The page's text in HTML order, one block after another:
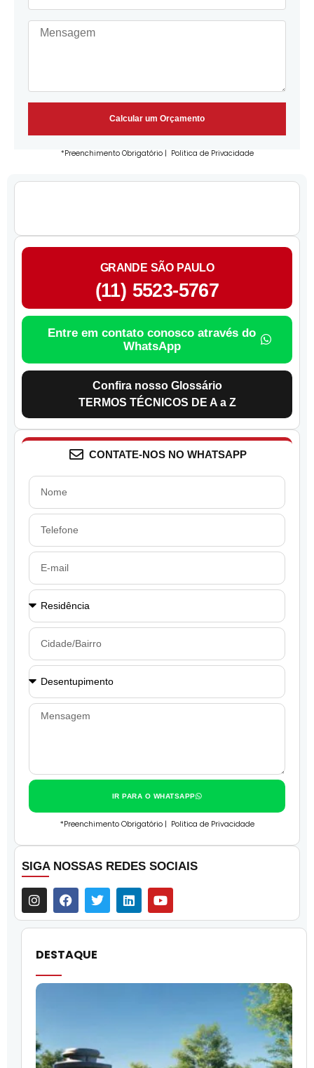
Calcular um Orçamento
*Preenchimento Obrigatório | Politica de Privacidade
GRANDE SÃO PAULO
(11) 5523-5767
Entre em contato conosco através do
WhatsApp
Confira nosso Glossário
TERMOS TÉCNICOS DE A a Z
CONTATE-NOS NO WHATSAPP
IR PARA O WHATSAPP
*Preenchimento Obrigatório | Politica de Privacidade
SIGA NOSSAS REDES SOCIAIS
DESTAQUE